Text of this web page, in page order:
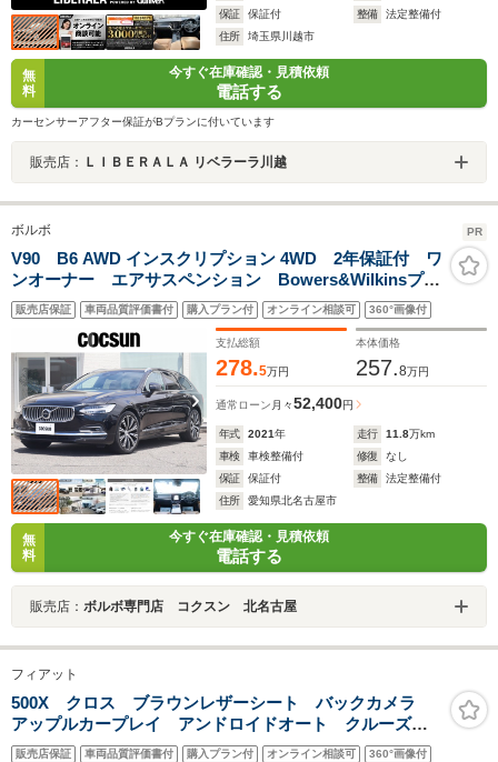
保証
保証付 整備
法定整備付
住所
埼玉県川越市
無
料
今すぐ在庫確認・見積依頼
電話する
カーセンサーアフター保証がBプランに付いています
販売店： ＬＩＢＥＲＡＬＡ リベラーラ川越
ボルボ PR
V90 B6 AWD インスクリプション 4WD 2年保証付 ワ
ンオーナー エアサスペンション Bowers&Wilkinsプレ
ミアムオーディオ パノラマガラスサンルーフ シート
ヒーター シートベンチレーション ステアリングヒー
ター 禁煙車
販売店保証 車両品質評価書付 購入プラン付 オンライン相談可 360°画像付
支払総額
278.5万円
本体価格
257.8万円
通常ローン 月々52,400円
年式 2021年 走行 11.8万km
車検
車検整備付 修復
なし
保証
保証付 整備
法定整備付
住所
愛知県北名古屋市
無
料
今すぐ在庫確認・見積依頼
電話する
販売店： ボルボ専門店 コクスン 北名古屋
フィアット
500X クロス ブラウンレザーシート バックカメラ
アップルカープレイ アンドロイドオート クルーズコ
ントロール シートヒーター プッシュスタート ETC
販売店保証 車両品質評価書付 購入プラン付 オンライン相談可 360°画像付